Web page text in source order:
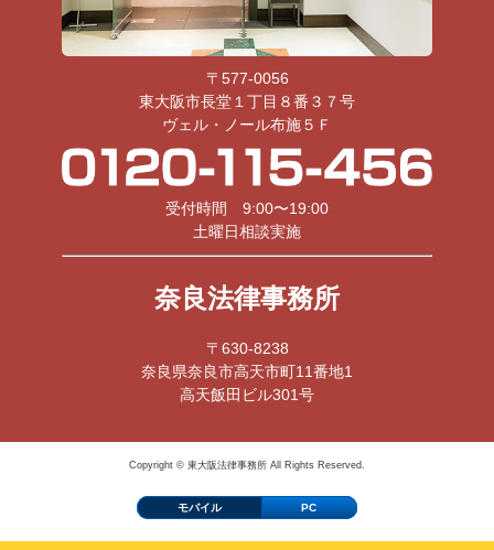
〒577-0056
東大阪市長堂１丁目８番３７号
ヴェル・ノール布施５Ｆ
受付時間 9:00〜19:00
土曜日相談実施
奈良法律事務所
〒630-8238
奈良県奈良市高天市町11番地1
高天飯田ビル301号
Copyright © 東大阪法律事務所 All Rights Reserved.
モバイル PC